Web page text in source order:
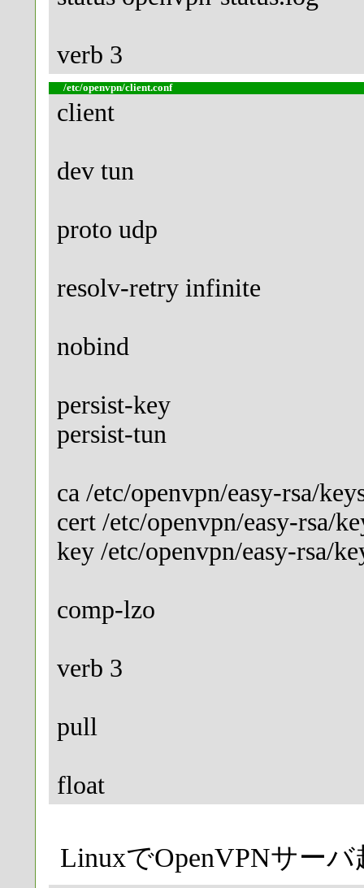
verb 3
/etc/openvpn/client.conf
client
dev tun
proto udp
resolv-retry infinite
nobind
persist-key
persist-tun
ca /etc/openvpn/easy-rsa/
cert /etc/openvpn/easy-rsa/
key /etc/openvpn/easy-rsa/
comp-lzo
verb 3
pull
float
LinuxでOpenVPNサー